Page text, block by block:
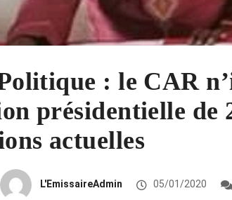
: le CAR
présidentielle de
actuelles
L'EmissaireAdmin 05/01/2020